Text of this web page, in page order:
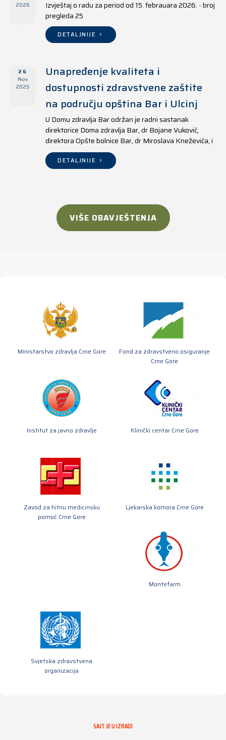
2026
Izvještaj o radu za period od 15. febrauara 2026. - broj
pregleda 25
DETALJNIJE
26
Nov
2025
Unapređenje kvaliteta i
dostupnosti zdravstvene zaštite
na području opština Bar i Ulcinj
U Domu zdravlja Bar održan je radni sastanak
direktorice Doma zdravlja Bar, dr Bojane Vuković,
direktora Opšte bolnice Bar, dr Miroslava Kneževića, i
direktora Doma zdravlja Ulcinj, Kreshnika Mustafe.
DETALJNIJE
VIŠE OBAVJEŠTENJA
Ministarstvo zdravlja Crne Gore
Fond za zdravstveno osiguranje
Crne Gore
Institut za javno zdravlje Klinički centar Crne Gore
Zavod za hitnu medicinsku
pomoć Crne Gore
Ljekarska komora Crne Gore
Montefarm
Svjetska zdravstvena
organizacija
SAJT JE U IZRADI